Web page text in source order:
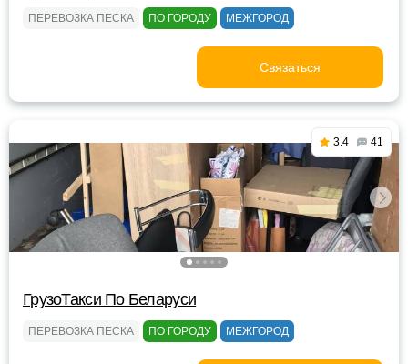
ПЕРЕВОЗКА ПЕСКА ПО ГОРОДУ МЕЖГОРОД
Связаться
3.4 41
ГрузоТакси По Беларуси
ПЕРЕВОЗКА ПЕСКА ПО ГОРОДУ МЕЖГОРОД